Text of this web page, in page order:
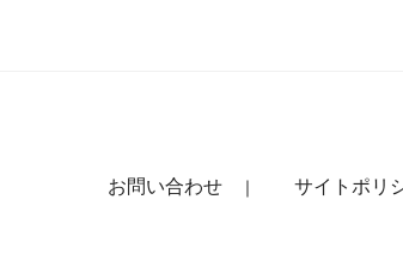
お問い合わせ サイトポリ